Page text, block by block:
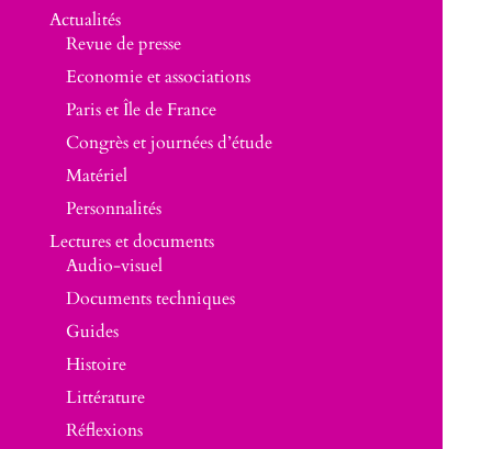
Actualités
Revue de presse
Economie et associations
Paris et Île de France
Congrès et journées d’étude
Matériel
Personnalités
Lectures et documents
Audio-visuel
Documents techniques
Guides
Histoire
Littérature
Réflexions